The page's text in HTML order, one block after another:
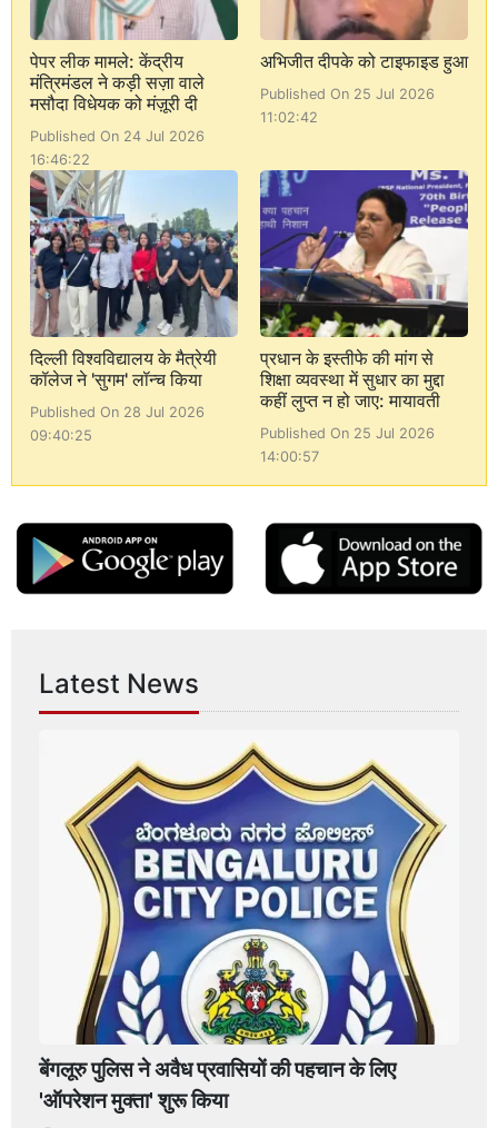
पेपर लीक मामले: केंद्रीय
मंत्रिमंडल ने कड़ी सज़ा वाले
मसौदा विधेयक को मंज़ूरी दी
Published On 24 Jul 2026
16:46:22
अभिजीत दीपके को टाइफाइड हुआ
Published On 25 Jul 2026
11:02:42
दिल्ली विश्वविद्यालय के मैत्रेयी
कॉलेज ने 'सुगम' लॉन्च किया
Published On 28 Jul 2026
09:40:25
प्रधान के इस्तीफे की मांग से
शिक्षा व्यवस्था में सुधार का मुद्दा
कहीं लुप्त न हो जाए: मायावती
Published On 25 Jul 2026
14:00:57
Latest News
बेंगलूरु पुलिस ने अवैध प्रवासियों की पहचान के लिए
'ऑपरेशन मुक्ता' शुरू किया